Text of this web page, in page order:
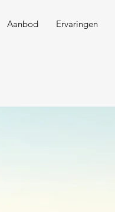
Aanbod Ervaringen